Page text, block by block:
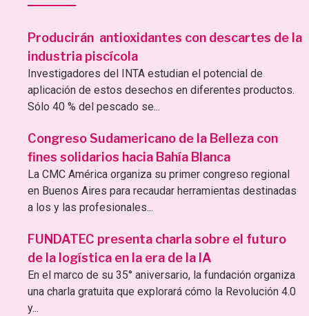
Producirán antioxidantes con descartes de la
industria piscícola
Investigadores del INTA estudian el potencial de
aplicación de estos desechos en diferentes productos.
Sólo 40 % del pescado se...
Congreso Sudamericano de la Belleza con
fines solidarios hacia Bahía Blanca
La CMC América organiza su primer congreso regional
en Buenos Aires para recaudar herramientas destinadas
a los y las profesionales...
FUNDATEC presenta charla sobre el futuro
de la logística en la era de la IA
En el marco de su 35° aniversario, la fundación organiza
una charla gratuita que explorará cómo la Revolución 4.0
y...